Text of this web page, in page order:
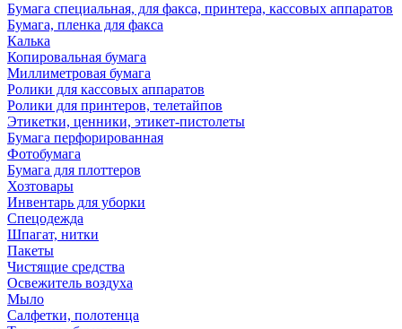
Бумага специальная, для факса, принтера, кассовых аппаратов
Бумага, пленка для факса
Калька
Копировальная бумага
Миллиметровая бумага
Ролики для кассовых аппаратов
Ролики для принтеров, телетайпов
Этикетки, ценники, этикет-пистолеты
Бумага перфорированная
Фотобумага
Бумага для плоттеров
Хозтовары
Инвентарь для уборки
Спецодежда
Шпагат, нитки
Пакеты
Чистящие средства
Освежитель воздуха
Мыло
Салфетки, полотенца